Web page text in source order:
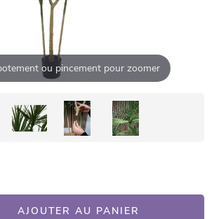
ou pincement pour zoomer
AJOUTER AU PANIER